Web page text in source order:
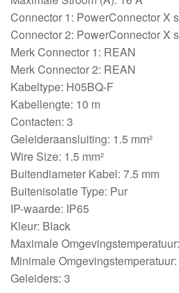
Connector 1: PowerConnector X
Connector 2: PowerConnector X
Merk Connector 1: REAN
Merk Connector 2: REAN
Kabeltype: H05BQ-F
Kabellengte: 10 m
Contacten: 3
Geleideraansluiting: 1.5 mm²
Wire Size: 1.5 mm²
Buitendiameter Kabel: 7.5 mm
Buitenisolatie Type: Pur
IP-waarde: IP65
Kleur: Black
Maximale
Minimale Omgevingstemperatuur:
Geleiders: 3